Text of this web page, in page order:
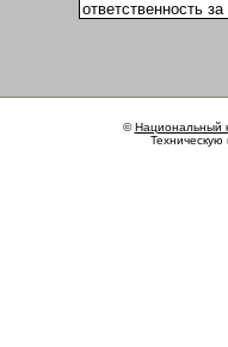
©Национальный